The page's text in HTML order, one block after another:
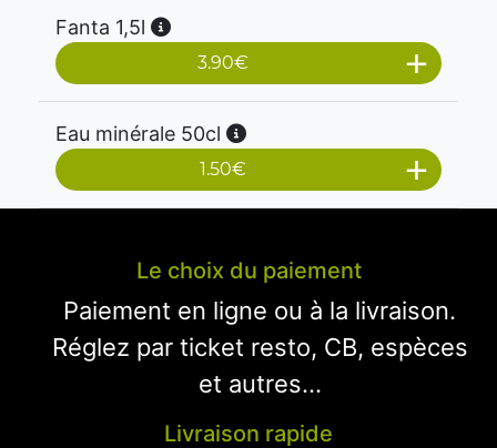
Fanta 1,5l
3.90€
Eau minérale 50cl
1.50€
Le choix du paiement
Paiement en ligne ou à la livraison.
Réglez par ticket resto, CB, espèces
et autres...
Livraison rapide